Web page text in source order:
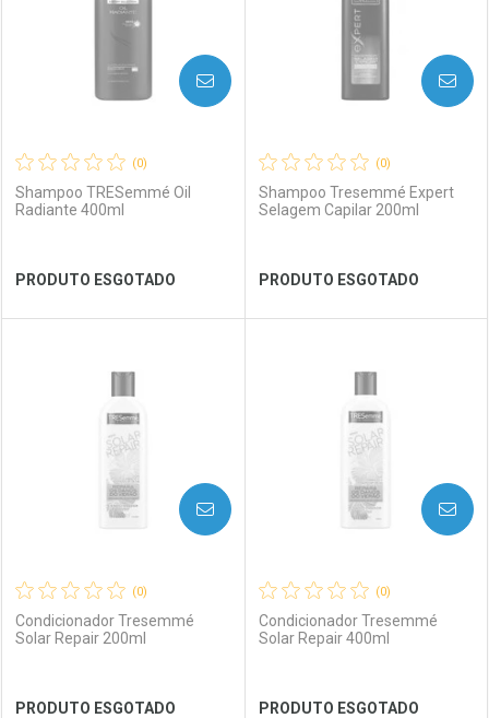
Ver Desconto Convênio Ver Desconto Convênio
(0)
Shampoo TRESemmé Oil
Radiante 400ml
PRODUTO ESGOTADO
AVISE-ME
Laboratório
Ver Desconto Convênio
Por Menos
(0)
Shampoo Tresemmé Expert
Selagem Capilar 200ml
PRODUTO ESGOTADO
AVISE-ME
Laboratório
Ver Desconto Convênio
Por Menos
(0)
Condicionador Tresemmé
Solar Repair 200ml
PRODUTO ESGOTADO
AVISE-ME
(0)
Condicionador Tresemmé
Solar Repair 400ml
PRODUTO ESGOTADO
AVISE-ME